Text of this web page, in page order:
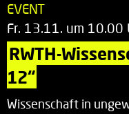
EVENT
Fr. 13.11. um 10.00
RWTH-
12“
Wissenschaft in